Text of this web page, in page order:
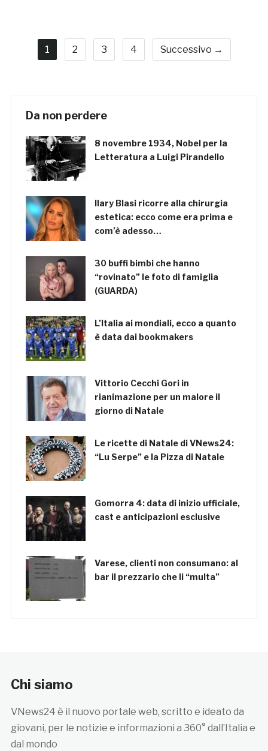
1 2 3 4 Successivo →
Da non perdere
8 novembre 1934, Nobel per la
Letteratura a Luigi Pirandello
Ilary Blasi ricorre alla chirurgia
estetica: ecco come era prima e
com’è adesso…
30 buffi bimbi che hanno
“rovinato” le foto di famiglia
(GUARDA)
L’Italia ai mondiali, ecco a quanto
è data dai bookmakers
Vittorio Cecchi Gori in
rianimazione per un malore il
giorno di Natale
Le ricette di Natale di VNews24:
“Lu Serpe” e la Pizza di Natale
Gomorra 4: data di inizio ufficiale,
cast e anticipazioni esclusive
Varese, clienti non consumano: al
bar il prezzario che li “multa”
Chi siamo
VNews24 è il nuovo portale web, scritto e ideato da
giovani, per le notizie e informazioni a 360° dall’Italia e
dal mondo